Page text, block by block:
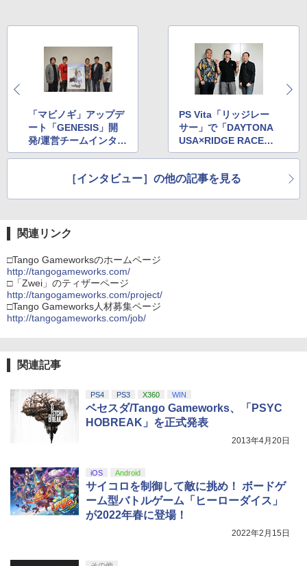
「マビノギ」アップデ
ート「GENESIS」開
発/運営チームインタビ
ュー
PS Vita「リッジレー
サー」で「DAYTONA
USA×RIDGE RACE
R」!!
［インタビュー］の他の記事を見る
関連リンク
□Tango Gameworksのホームページ
http://tangogameworks.com/
□「Zwei」のティザーページ
http://tangogameworks.com/project/
□Tango Gameworks人材募集ページ
http://tangogameworks.com/job/
関連記事
PS4 PS3 X360 WIN
ベセスダ/Tango Gameworks、「PSYC
HOBREAK」を正式発表
2013年4月20日
iOS Android
サイコロを制御して敵に挑め！ ボードゲ
ーム型バトルゲーム「ヒーローダイス」
が2022年春に登場！
2022年2月15日